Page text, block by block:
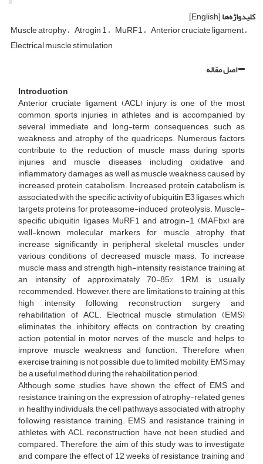
کلیدواژه‌ها[English]
Muscle atrophy Atrogin 1 MuRF1 Anterior cruciate ligament
Electrical muscle stimulation
اصل مقاله
Introduction
Anterior cruciate ligament (ACL) injury is one of the most
common sports injuries in athletes and is accompanied by
several immediate and long-term consequences, such as
weakness and atrophy of the quadriceps. Numerous factors
contribute to the reduction of muscle mass during sports
injuries and muscle diseases, including oxidative and
inflammatory damages, as well as muscle weakness caused by
increased protein catabolism. Increased protein catabolism is
associated with the specific activity of ubiquitin E3 ligases, which
targets proteins for proteasome-induced proteolysis. Muscle-
specific ubiquitin ligases MuRF1 and atrogin-1 (MAFbx) are
well-known molecular markers for muscle atrophy that
increase significantly in peripheral skeletal muscles under
various conditions of decreased muscle mass. To increase
muscle mass and strength, high-intensity resistance training at
an intensity of approximately 70-85% 1RM is usually
recommended. However, there are limitations to training at this
high intensity following reconstruction surgery and
rehabilitation of ACL. Electrical muscle stimulation (EMS)
eliminates the inhibitory effects on contraction by creating
action potential in motor nerves of the muscle and helps to
improve muscle weakness and function. Therefore, when
exercise training is not possible due to limited mobility, EMS may
be a useful method during the rehabilitation period.
Although some studies have shown the effect of EMS and
resistance training on the expression of atrophy-related genes
in healthy individuals, the cell pathways associated with atrophy
following resistance training. EMS and resistance training in
athletes with ACL reconstruction have not been studied and
compared. Therefore, the aim of this study was to investigate
and compare the effect of 12 weeks of resistance training and